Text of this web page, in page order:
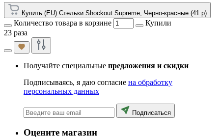
Купить (EU) Стельки Shockout Supreme, Черно-красные (41 р)
Количество товара в корзине
Купили
23 раза
Получайте специальные предложения и скидки
Подписываясь, я даю согласие на обработку
персональных данных
Подписаться
Оцените магазин